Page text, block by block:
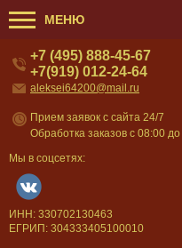
МЕНЮ
+7 (495) 888-45-67
+7(919) 012-24-64
aleksei64200@mail.ru
Прием заявок с сайта 24/7
Обработка заказов с 08:00
Мы в соцсетях:
ИНН: 330702130463
ЕГРИП: 304333405100010